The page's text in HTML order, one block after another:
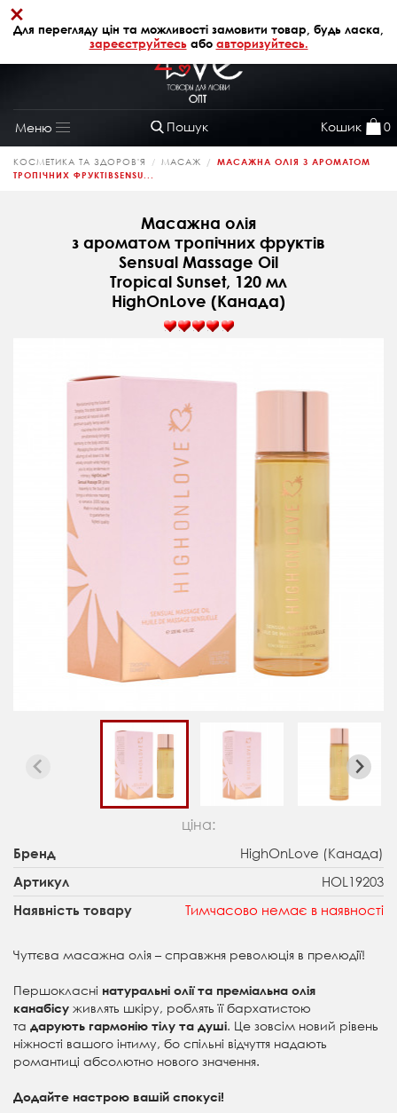
Для перегляду цін та можливості замовити товар, будь ласка,
зареєструйтесьабо авторизуйтесь.
×
Пошук Кошик 0
Меню
Toggle
navigation
КОСМЕТИКА ТА ЗДОРОВ'Я МАСАЖ
МАСАЖНА ОЛІЯ З АРОМАТОМ
ТРОПІЧНИХ ФРУКТІВSENSU...
Масажна олія
з ароматом тропічних фруктів
Sensual Massage Oil
Tropical Sunset, 120 мл
HighOnLove (Канада)
ціна:
Бренд HighOnLove (Канада)
Артикул HOL19203
Наявність товару Тимчасово немає в наявності
Чуттєва масажна олія – справжня революція в прелюдії!
Першокласні натуральні олії та преміальна олія
канабісу живлять шкіру, роблять її бархатистою
та дарують гармонію тілу та душі. Це зовсім новий рівень
ніжності вашого інтиму, бо спільні відчуття надають
романтиці абсолютно нового значення.
Додайте настрою вашій спокусі!